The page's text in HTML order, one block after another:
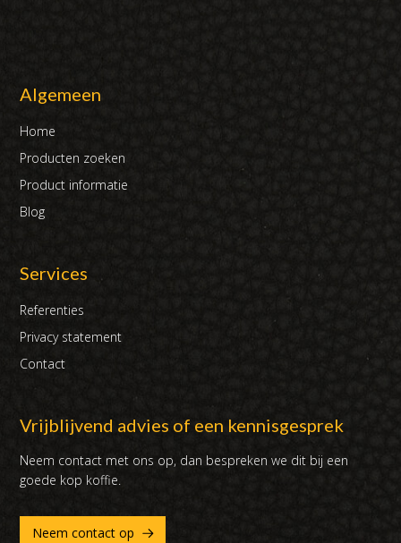
Algemeen
Home
Producten zoeken
Product informatie
Blog
Services
Referenties
Privacy statement
Contact
Vrijblijvend advies of een kennisgesprek
Neem contact met ons op, dan bespreken we dit bij een
goede kop koffie.
Neem contact op